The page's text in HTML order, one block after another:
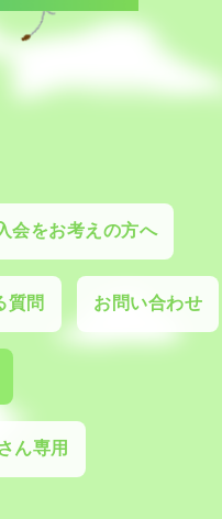
会をお考えの方へ
質問 お問い合わせ
ん専用